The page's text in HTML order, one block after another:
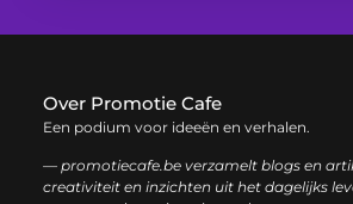
Over Promotie Cafe
Een podium voor ideeën en verhalen.
— promotiecafe.be verzamelt blogs en
creativiteit en inzichten uit het dagelijks